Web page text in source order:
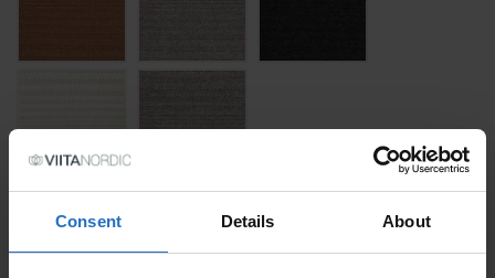
Consent Details About
GRÖSSE